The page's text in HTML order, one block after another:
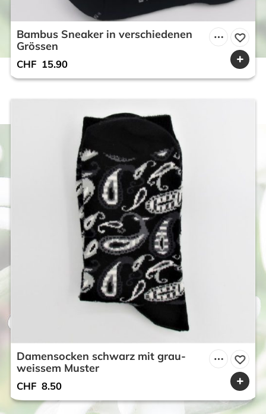
Bambus Sneaker in verschiedenen
Grössen
CHF 15.90
Damensocken schwarz mit grau-
weissem Muster
CHF 8.50